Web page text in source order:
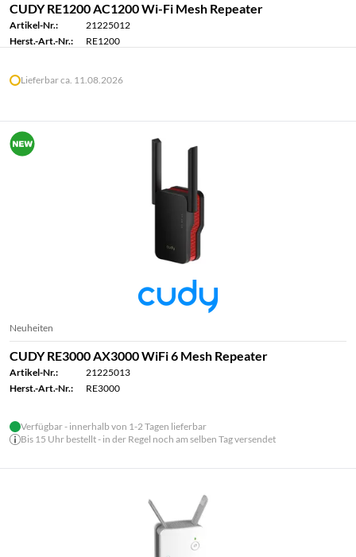
CUDY RE1200 AC1200 Wi-Fi Mesh Repeater
Artikel-Nr.:
21225012
Herst.-Art.-Nr.:
RE1200
Lieferbar ca. 11.08.2026
Neuheiten
CUDY RE3000 AX3000 WiFi 6 Mesh Repeater
Artikel-Nr.:
21225013
Herst.-Art.-Nr.:
RE3000
Verfügbar - innerhalb von 1-2 Tagen lieferbar
Bis 15 Uhr bestellt - in der Regel noch am selben Tag versendet